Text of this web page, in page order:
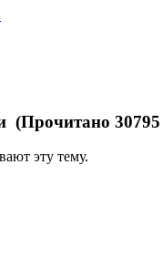
30795
эту тему.